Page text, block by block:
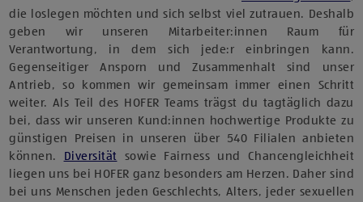
die loslegen möchten und sich selbst viel zutrauen. Deshalb
geben wir unseren Mitarbeiter:innen Raum für
Verantwortung, in dem sich jede:r einbringen kann.
Gegenseitiger Ansporn und Zusammenhalt sind unser
Antrieb, so kommen wir gemeinsam immer einen Schritt
weiter. Als Teil des HOFER Teams trägst du tagtäglich dazu
bei, dass wir unseren Kund:innen hochwertige Produkte zu
günstigen Preisen in unseren über 540 Filialen anbieten
können. Diversität sowie Fairness und Chancengleichheit
liegen uns bei HOFER ganz besonders am Herzen. Daher sind
bei uns Menschen jeden Geschlechts, Alters, jeder sexuellen